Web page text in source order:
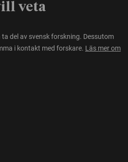
veta
del av svensk forskning. Dessutom
i kontakt med forskare. Läs mer om